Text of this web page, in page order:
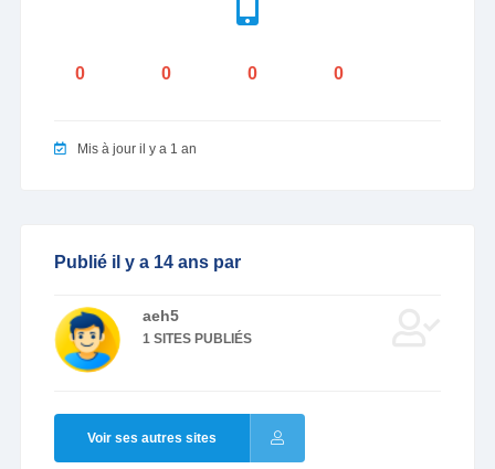
0 0 0 0
Mis à jour il y a 1 an
Publié il y a 14 ans par
aeh5
1 SITES PUBLIÉS
Voir ses autres sites